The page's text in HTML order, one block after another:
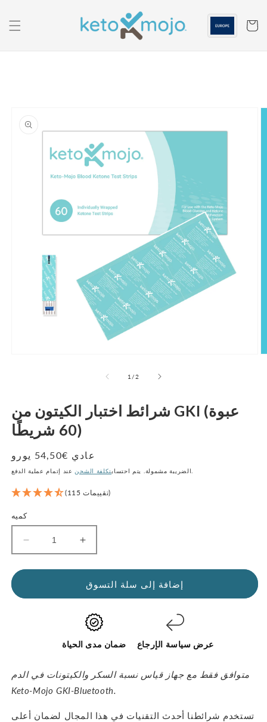
المحتوى
عربه
معلومات
المنتج
1 /من
2
شرائط اختبار الكيتون من GKI (عبوة
60 شريطًا)
سعر عادي €54,50 يورو
الضريبة مشمولة. يتم احتسابتكلفة الشحن
(115 تقييمات)
كميه
لشرائط
الكيتون
زيادة
لشرائط
اختبار
الكيتون
GKI
شريطًا)
إضافة إلى سلة التسوق
ضمان مدى الحياة عرض سياسة الإرجاع
متوافق فقط مع جهاز قياس نسبة السكر والكيتونات في الدم
Keto-Mojo GKI-Bluetooth.
تستخدم شرائطنا أحدث التقنيات في هذا المجال لضمان أعلى